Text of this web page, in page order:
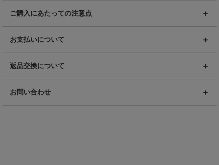
ご購入にあたっての注意点
お支払いについて
返品交換について
お問い合わせ